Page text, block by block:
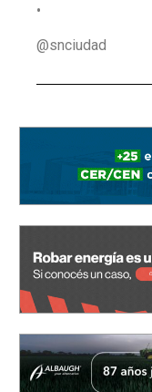
•
@snciudad